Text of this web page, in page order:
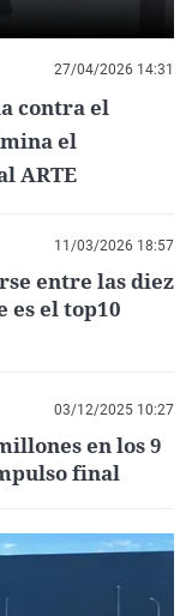
27/04/2026 14:31
contra el
el
ARTE
11/03/2026 18:57
entre las diez
es el top10
03/12/2025 10:27
en los 9
final